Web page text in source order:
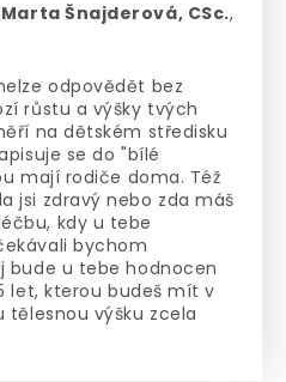
Šnajderová, CSc.,
odpovědět bez
růstu a výšky tvých
na dětském středisku
se do "bílé
mají rodiče doma. Též
jsi zdravý nebo zda máš
kdy u tebe
bychom
bude u tebe hodnocen
let, kterou budeš mít v
tělesnou výšku zcela